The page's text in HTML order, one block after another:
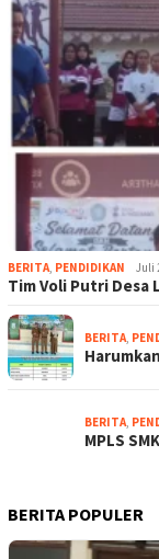
BERITA, PENDIDIKAN Juli
Tim Voli Putri Desa
BERITA,
BERITA,
MPLS
BERITA POPULER